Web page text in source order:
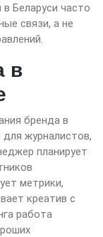
Беларуси часто
связи, а не
в
бренда в
журналистов,
планирует
метрики,
креатив с
работа